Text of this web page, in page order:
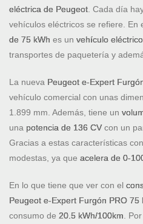
eléctrica de Peugeot. Cada día
vehículos eléctricos se refiere. En
de 75 kWh es un vehículo
transportes de paquetería y
La nueva Peugeot e-Expert
vehículo comercial con unas
1.899 mm. Además, tiene un
una potencia de 136 CVcon un
Gracias a estas características
modestas, ya que acelera de 0-
En lo que tiene que ver con el
Peugeot e-Expert Furgón PRO 75
consumo de 20.5 kWh/100km.